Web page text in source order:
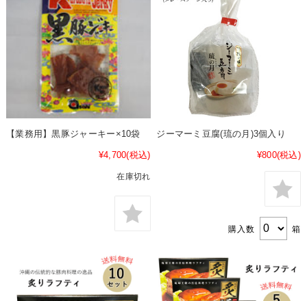
【業務用】黒豚ジャーキー×10袋
¥4,700(税込)
在庫切れ
ジーマーミ豆腐(琉の月)3個入り
¥800(税込)
購入数 箱